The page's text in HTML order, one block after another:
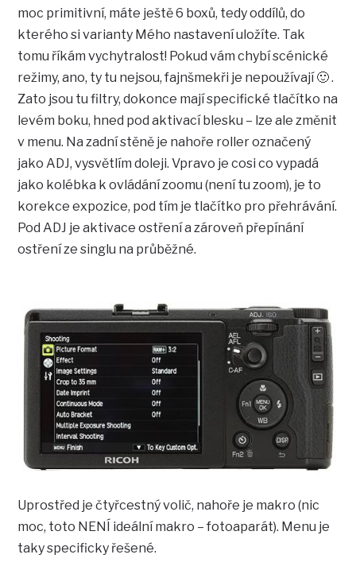
moc primitivní, máte ještě 6 boxů, tedy oddílů, do
kterého si varianty Mého nastavení uložíte. Tak
tomu říkám vychytralost! Pokud vám chybí scénické
režimy, ano, ty tu nejsou, fajnšmekři je nepoužívají 🙂 .
Zato jsou tu filtry, dokonce mají specifické tlačítko na
levém boku, hned pod aktivací blesku – lze ale změnit
v menu. Na zadní stěně je nahoře roller označený
jako ADJ, vysvětlím doleji. Vpravo je cosi co vypadá
jako kolébka k ovládání zoomu (není tu zoom), je to
korekce expozice, pod tím je tlačítko pro přehrávání.
Pod ADJ je aktivace ostření a zároveň přepínání
ostření ze singlu na průběžné.
Uprostřed je čtyřcestný volič, nahoře je makro (nic
moc, toto NENÍ ideální makro – fotoaparát). Menu je
taky specificky řešené.